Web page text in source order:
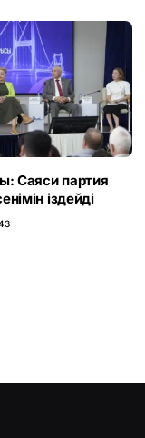
Саяси партия
іздейді